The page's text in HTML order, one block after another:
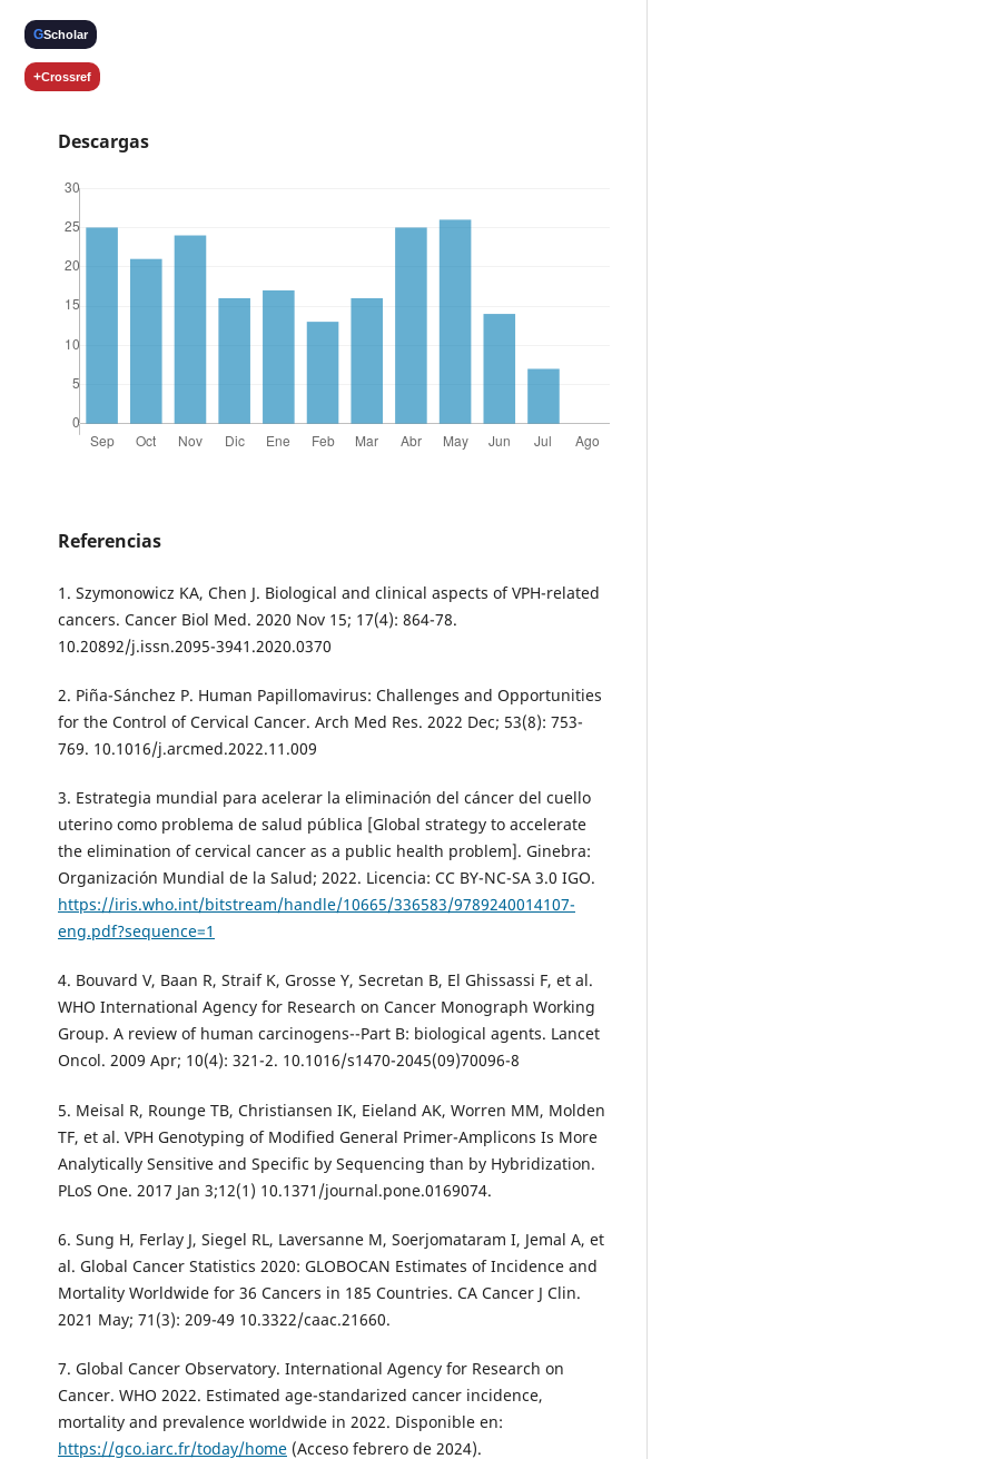
GScholar
+Crossref
Descargas
Referencias
1. Szymonowicz KA, Chen J. Biological and clinical aspects of VPH-related
cancers. Cancer Biol Med. 2020 Nov 15; 17(4): 864-78.
10.20892/j.issn.2095-3941.2020.0370
2. Piña-Sánchez P. Human Papillomavirus: Challenges and Opportunities
for the Control of Cervical Cancer. Arch Med Res. 2022 Dec; 53(8): 753-
769. 10.1016/j.arcmed.2022.11.009
3. Estrategia mundial para acelerar la eliminación del cáncer del cuello
uterino como problema de salud pública [Global strategy to accelerate
the elimination of cervical cancer as a public health problem]. Ginebra:
Organización Mundial de la Salud; 2022. Licencia: CC BY-NC-SA 3.0 IGO.
https://iris.who.int/bitstream/handle/10665/336583/9789240014107-
eng.pdf?sequence=1
4. Bouvard V, Baan R, Straif K, Grosse Y, Secretan B, El Ghissassi F, et al.
WHO International Agency for Research on Cancer Monograph Working
Group. A review of human carcinogens--Part B: biological agents. Lancet
Oncol. 2009 Apr; 10(4): 321-2. 10.1016/s1470-2045(09)70096-8
5. Meisal R, Rounge TB, Christiansen IK, Eieland AK, Worren MM, Molden
TF, et al. VPH Genotyping of Modified General Primer-Amplicons Is More
Analytically Sensitive and Specific by Sequencing than by Hybridization.
PLoS One. 2017 Jan 3;12(1) 10.1371/journal.pone.0169074.
6. Sung H, Ferlay J, Siegel RL, Laversanne M, Soerjomataram I, Jemal A, et
al. Global Cancer Statistics 2020: GLOBOCAN Estimates of Incidence and
Mortality Worldwide for 36 Cancers in 185 Countries. CA Cancer J Clin.
2021 May; 71(3): 209-49 10.3322/caac.21660.
7. Global Cancer Observatory. International Agency for Research on
Cancer. WHO 2022. Estimated age-standarized cancer incidence,
mortality and prevalence worldwide in 2022. Disponible en:
https://gco.iarc.fr/today/home (Acceso febrero de 2024).